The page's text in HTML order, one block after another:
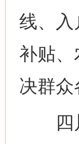
线、入
补贴、
决群
四川